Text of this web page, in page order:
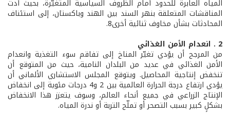
المياه العابرة للحدود أمام الظروف السياسية المتغيّرة، بحيث أدت
المناقشات المتعلقة بنهر السند بين الهند وباكستان، إلى استئناف
المحادثات بشأن مخاوف ثنائية أخرى8.
2 . انعدام الأمن الغذائي
من المرجح أن يؤدي تغيّر المناخ إلى تفاقم سوء التغذية وانعدام
الأمن الغذائي في عديد من البلدان النامية، حيث من المتوقع أن
تنخفض إنتاجية المحاصيل. ويتوقع المجلس الاستشاري الألماني أن
يؤدي ارتفاع درجة الحرارة العالمية بين 2 و4 درجات مئوية إلى انخفاض
الإنتاج الزراعي في جميع أنحاء العالم، وسوف يتعزز هذا الانخفاض
بشكلٍ كبير بسبب التصحر أو تملّح التربة أو ندرة المياه.